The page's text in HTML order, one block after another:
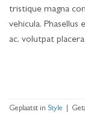
tristique magna
vehicula. Phasellus
ac, volutpat
Geplaatst in Style